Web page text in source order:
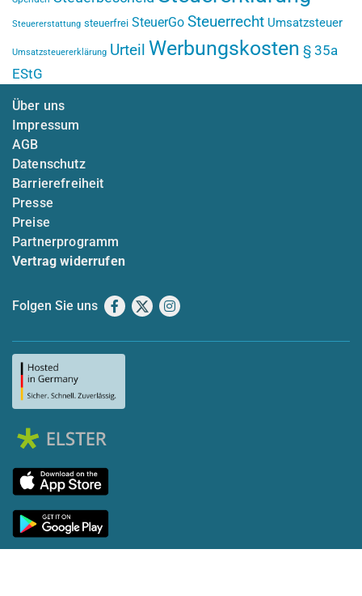
Steuererstattung steuerfrei SteuerGo Steuerrecht Umsatzsteuer
Umsatzsteuererklärung Urteil Werbungskosten § 35a
EStG
Über uns
Impressum
AGB
Datenschutz
Barrierefreiheit
Presse
Preise
Partnerprogramm
Vertrag widerrufen
Folgen Sie uns Facebook
X Instagram